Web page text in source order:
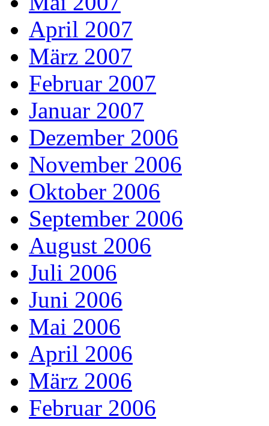
April 2007
März 2007
Februar 2007
Januar 2007
Dezember 2006
November 2006
Oktober 2006
September 2006
August 2006
Juli 2006
Juni 2006
Mai 2006
April 2006
März 2006
Februar 2006